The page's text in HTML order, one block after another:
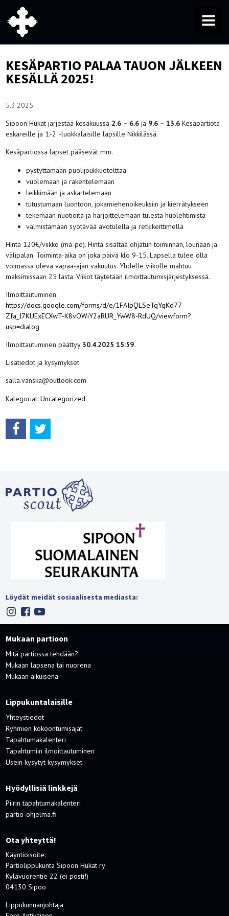
MENU
KESÄPARTIO PALAA TAUON JÄLKEEN
KESÄLLÄ 2025!
5.3.2025
Sipoon Hukat järjestää kesäkuussa 2.6 – 6.6ja 9.6 – 13.6 Kesäpartiota
eskareille ja 1.-2. -luokkalaisille lapsille Nikkilässä.
Kesäpartiossa lapset pääsevät mm.
pystyttämään puolijoukkuetelttaa
vuolemaan ja rakentelemaan
leikkimään ja askartelemaan
tutustumaan luontoon, jokamiehenoikeuksiin ja kierrätykseen
tekemään nuotioita ja harjoittelemaan tulesta huolehtimista
valmistamaan syötävää avotulella ja retkikeittimellä
Hinta 120€/viikko (ma-pe). Hinta sisältää ohjatun toiminnan, lounaan ja
välipalan. Toiminta-aika on joka päivä klo 9-15. Lapsella tulee olla
voimassa oleva vapaa-ajan vakuutus. Yhdelle viikolle mahtuu
maksimissaan 25 lasta. Viikot täytetään ilmoittautumisjärjestyksessä.
Ilmoittautuminen:
https://docs.google.com/forms/d/e/1FAIpQLSeTgYgKd77-
Zfa_J7KUExECXwT-K8vOWiY2aRUR_YwW8-RdUQ/viewform?
usp=dialog
Ilmoittautuminen päättyy 30.4.2025 15:59.
Lisätiedot ja kysymykset
salla.vanska@outlook.com
Kategoriat:Uncategorized
Löydät meidät sosiaalisesta mediasta:
Mukaan partioon
Mitä partiossa tehdään?
Mukaan lapsena tai nuorena
Mukaan aikuisena
Lippukuntalaisille
Yhteystiedot
Ryhmien kokoontumisajat
Tapahtumakalenteri
Tapahtumiin ilmoittautuminen
Usein kysytyt kysymykset
Hyödyllisiä linkkejä
Piirin tapahtumakalenteri
partio-ohjelma.fi
Ota yhteyttä!
Käyntioisoite:
Partiolippukunta Sipoon Hukat ry
Kylävuorentie 22 (ei posti!)
04130 Sipoo
Lippukunnanjohtaja